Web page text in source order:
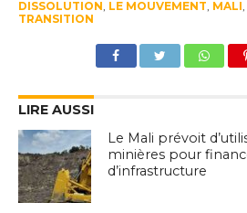
DISSOLUTION LE MOUVEMENT MALI
TRANSITION
LIRE AUSSI
Le Mali prévoit
minières pour
d’infrastructure